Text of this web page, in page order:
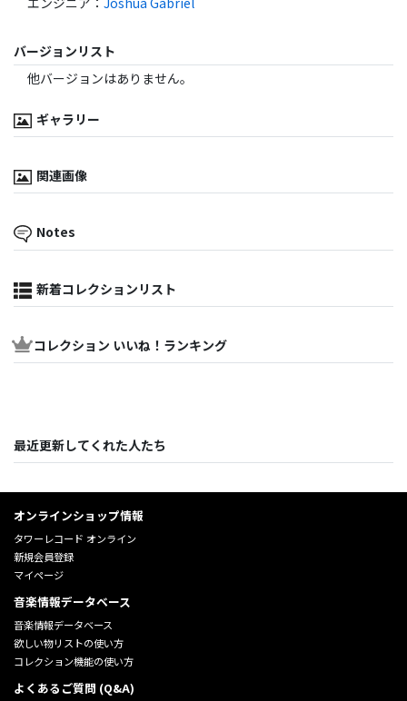
バージョンリスト
他バージョンはありません。
ギャラリー
関連画像
Notes
新着コレクションリスト
コレクション いいね！ランキング
最近更新してくれた人たち
オンラインショップ情報
タワーレコード オンライン
新規会員登録
マイページ
音楽情報データベース
音楽情報データベース
欲しい物リストの使い方
コレクション機能の使い方
よくあるご質問 (Q&A)